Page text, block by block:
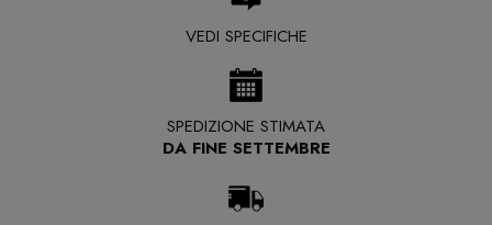
VEDI SPECIFICHE
SPEDIZIONE STIMATA
DA FINE SETTEMBRE